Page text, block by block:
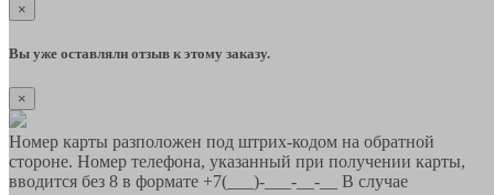
×
Вы уже оставляли отзыв к этому заказу.
×
Номер карты разположен под штрих-кодом на обратной
стороне. Номер телефона, указанный при получении карты,
вводится без 8 в формате +7(___)-___-__-__ В случае